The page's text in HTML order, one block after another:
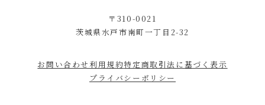
〒310-0021
茨城県水戸市南町一丁目2-32
お問い合わせ利用規約特定商取引法に基づく表示
プライバシーポリシー